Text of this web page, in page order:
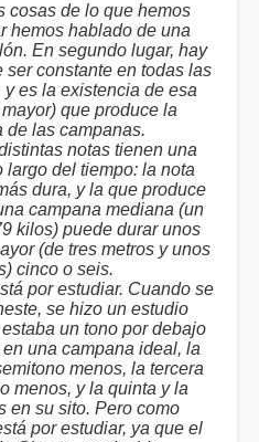
cosas de lo que hemos
hemos hablado de una
En segundo lugar, hay
constante en todas las
es la existencia de esa
que produce la
de las campanas.
notas tienen una
largo del tiempo: la nota
dura, y la que produce
campana mediana (un
kilos) puede durar unos
(de tres metros y unos
cinco o seis.
por estudiar. Cuando se
se hizo un estudio
un tono por debajo
una campana ideal, la
menos, la tercera
menos, y la quinta y la
en su sito. Pero como
por estudiar, ya que el